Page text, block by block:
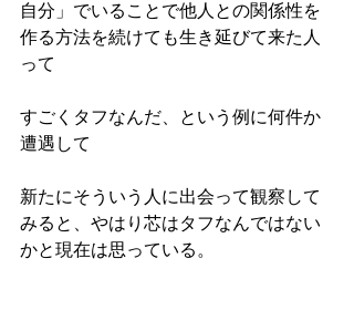
自分」でいることで他人との関係性を
作る方法を続けても生き延びて来た人
って
すごくタフなんだ、という例に何件か
遭遇して
新たにそういう人に出会って観察して
みると、やはり芯はタフなんではない
かと現在は思っている。